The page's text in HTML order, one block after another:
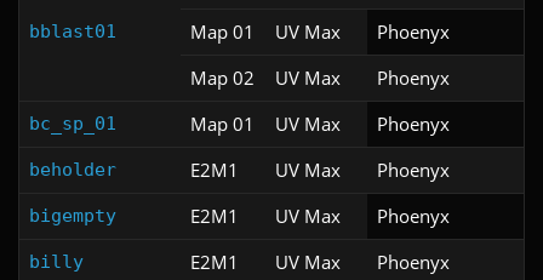
bblast01
Map 01
UV Max Phoenyx
Map 02
UV Max Phoenyx
bc_sp_01 Map 01 UV Max Phoenyx
beholder E2M1 UV Max Phoenyx
bigempty E2M1 UV Max Phoenyx
billy E2M1 UV Max Phoenyx